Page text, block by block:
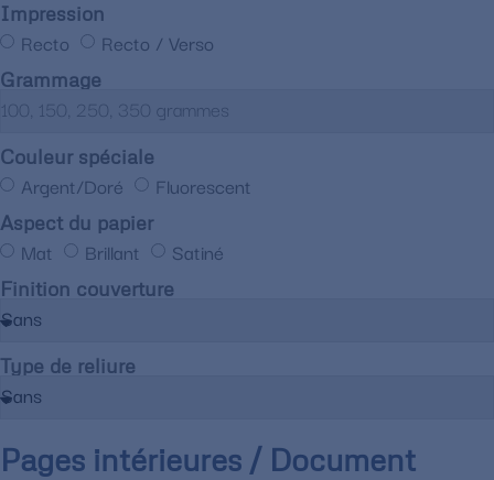
Impression
Recto Recto / Verso
Grammage
Couleur spéciale
Argent/Doré Fluorescent
Aspect du papier
Mat Brillant Satiné
Finition couverture
Type de reliure
Pages intérieures / Document